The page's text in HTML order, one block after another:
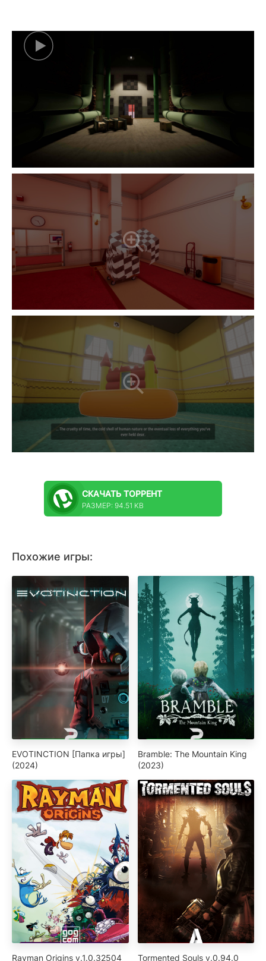
СКАЧАТЬ ТОРРЕНТ
РАЗМЕР: 94.51 KB
Похожие игры:
EVOTINCTION [Папка игры]
(2024)
Bramble: The Mountain King
(2023)
Rayman Origins v.1.0.32504
Tormented Souls v.0.94.0